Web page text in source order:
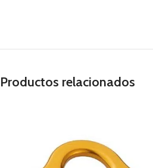
Productos relacionados